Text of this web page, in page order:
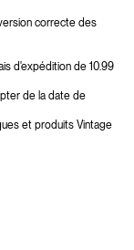
correcte des
d'expédition de 10.99
de la date de
et produits Vintage